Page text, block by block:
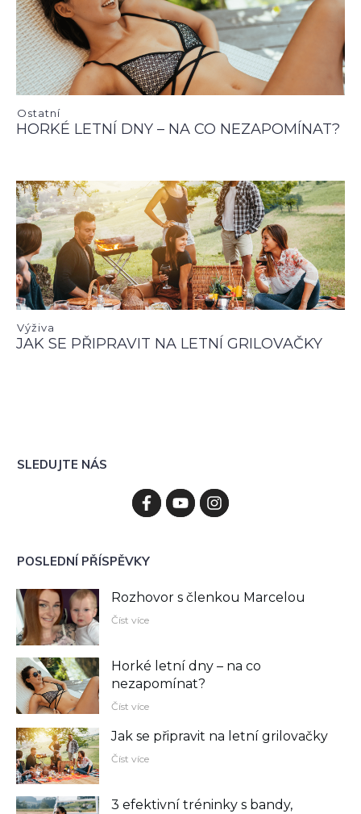
Ostatní
HORKÉ LETNÍ DNY – NA CO NEZAPOMÍNAT?
Výživa
JAK SE PŘIPRAVIT NA LETNÍ GRILOVAČKY
SLEDUJTE NÁS
POSLEDNÍ PŘÍSPĚVKY
Rozhovor s členkou Marcelou
Číst více
Horké letní dny – na co
nezapomínat?
Číst více
Jak se připravit na letní grilovačky
Číst více
3 efektivní tréninky s bandy,